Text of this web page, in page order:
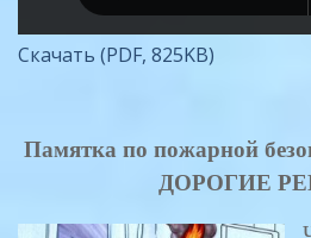
Скачать (PDF, 825KB)
Памятка по пожарной
ДОРОГИЕ